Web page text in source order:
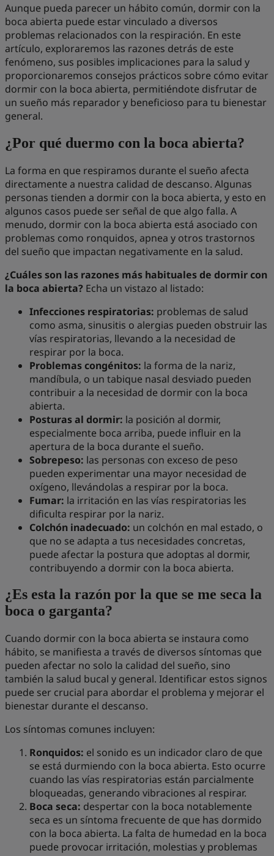
Aunque pueda parecer un hábito común, dormir con la
boca abierta puede estar vinculado a diversos
problemas relacionados con la respiración. En este
artículo, exploraremos las razones detrás de este
fenómeno, sus posibles implicaciones para la salud y
proporcionaremos consejos prácticos sobre cómo evitar
dormir con la boca abierta, permitiéndote disfrutar de
un sueño más reparador y beneficioso para tu bienestar
general.
¿Por qué duermo con la boca abierta?
La forma en que respiramos durante el sueño afecta
directamente a nuestra calidad de descanso. Algunas
personas tienden a dormir con la boca abierta, y esto en
algunos casos puede ser señal de que algo falla. A
menudo, dormir con la boca abierta está asociado con
problemas como ronquidos, apnea y otros trastornos
del sueño que impactan negativamente en la salud.
¿Cuáles son las razones más habituales de dormir con
la boca abierta? Echa un vistazo al listado:
Infecciones respiratorias: problemas de salud
como asma, sinusitis o alergias pueden obstruir las
vías respiratorias, llevando a la necesidad de
respirar por la boca.
Problemas congénitos: la forma de la nariz,
mandíbula, o un tabique nasal desviado pueden
contribuir a la necesidad de dormir con la boca
abierta.
Posturas al dormir: la posición al dormir,
especialmente boca arriba, puede influir en la
apertura de la boca durante el sueño.
Sobrepeso: las personas con exceso de peso
pueden experimentar una mayor necesidad de
oxígeno, llevándolas a respirar por la boca.
Fumar: la irritación en las vías respiratorias les
dificulta respirar por la nariz.
Colchón inadecuado: un colchón en mal estado, o
que no se adapta a tus necesidades concretas,
puede afectar la postura que adoptas al dormir,
contribuyendo a dormir con la boca abierta.
¿Es esta la razón por la que se me seca la
boca o garganta?
Cuando dormir con la boca abierta se instaura como
hábito, se manifiesta a través de diversos síntomas que
pueden afectar no solo la calidad del sueño, sino
también la salud bucal y general. Identificar estos signos
puede ser crucial para abordar el problema y mejorar el
bienestar durante el descanso.
Los síntomas comunes incluyen:
Ronquidos: el sonido es un indicador claro de que
se está durmiendo con la boca abierta. Esto ocurre
cuando las vías respiratorias están parcialmente
bloqueadas, generando vibraciones al respirar.
Boca seca: despertar con la boca notablemente
seca es un síntoma frecuente de que has dormido
con la boca abierta. La falta de humedad en la boca
puede provocar irritación, molestias y problemas